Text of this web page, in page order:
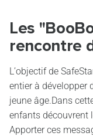
Les
rencontre
L’objectif de
entier à développer
jeune âge.Dans
enfants découvrent
Apporter ces